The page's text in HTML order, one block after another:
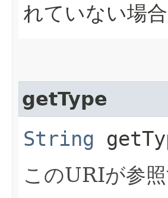
れていない場
getType
String
このURIが参